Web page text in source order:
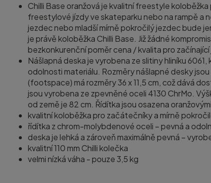
Chilli Base oranžová je kvalitní freestyle
freestylové jízdy ve skateparku nebo na rampě a
jezdec nebo mladší mírně pokročilý jezdec bude
je právě koloběžka Chilli Base. Již žádné
bezkonkurenční poměr cena / kvalita pro
Nášlapná deska je vyrobena ze slitiny hliníku
odolnosti materiálu. Rozměry nášlapné desky
(footspace) má rozměry 36 x 11,5 cm, což dává
jsou vyrobena ze zpevněné oceli 4130 ChrMo.
od země je 82 cm. Řídítka jsou osazena
kvalitní koloběžka pro začátečníky a mírně
řídítka z chrom-molybdenové oceli – pevná a
deska je lehká a zároveň maximálně pevná –
kvalitní 110 mm Chilli kolečka
velmi nízká váha - pouze 3,5 kg